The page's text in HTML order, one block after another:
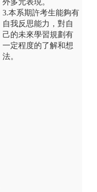
3.本系期許考生能夠有
自我反思能力，對自
己的未來學習規劃有
一定程度的了解和想
法。